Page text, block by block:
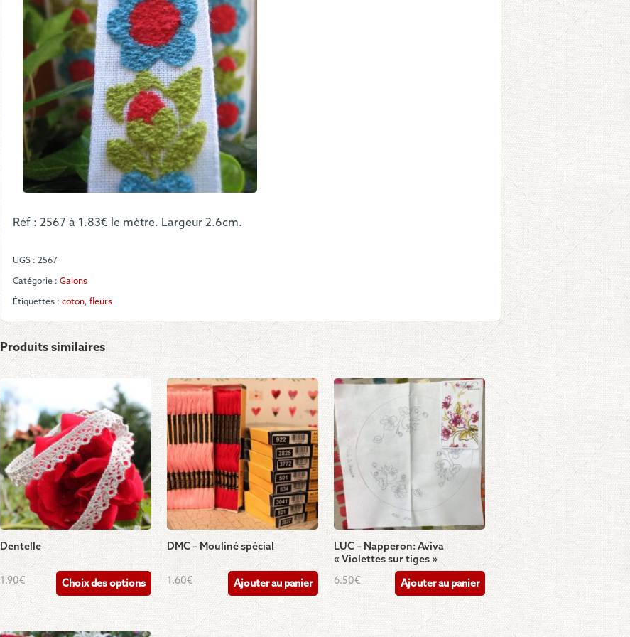
Réf : 2567 à 1.83€ le mètre. Largeur 2.6cm.
UGS : 2567
Catégorie : Galons
Étiquettes : coton, fleurs
Produits similaires
Dentelle
1.90€ Choix des options
Ce
produit
a
plusieurs
DMC – Mouliné spécial
1.60€ Ajouter au panier
LUC – Napperon: Aviva
« Violettes sur tiges »
6.50€ Ajouter au panier